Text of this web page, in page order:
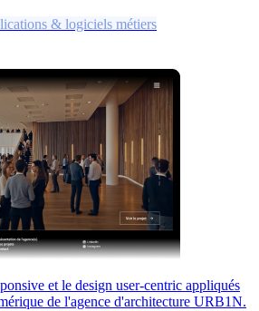
& logiciels métiers
et le design user-centric appliqués
de l'agence d'architecture URB1N.